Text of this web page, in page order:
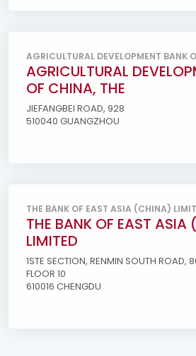
AGRICULTURAL DEVELOPMENT BANK
AGRICULTURAL
OF CHINA, THE
JIEFANGBEI ROAD, 928
510040 GUANGZHOU
THE BANK OF EAST ASIA (CHINA)
THE BANK OF EAST
LIMITED
1STE SECTION, RENMIN SOUTH ROAD,
FLOOR 10
610016 CHENGDU